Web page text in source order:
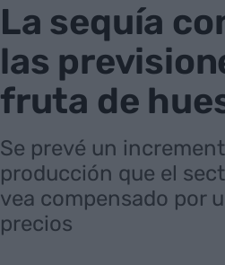
La sequía
las
fruta de
Se prevé un
producción que el
vea compensado por
precios